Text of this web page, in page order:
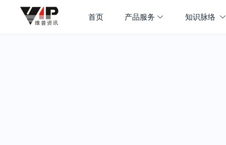
首页 产品服务 知识脉络